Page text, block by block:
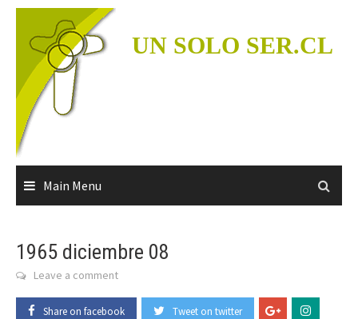
Skip
content
UN SOLO SER.CL
Main Menu
1965 diciembre 08
Leave a comment
Share on facebook Tweet on twitter